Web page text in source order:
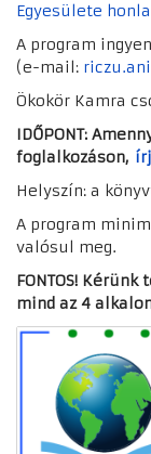
Egyesülete
A program
(e-mail:
Ökokör Kamra
IDŐPONT:
foglalkozáson, írj
Helyszín: a
A program
valósul meg.
FONTOS! Kérünk
mind az 4